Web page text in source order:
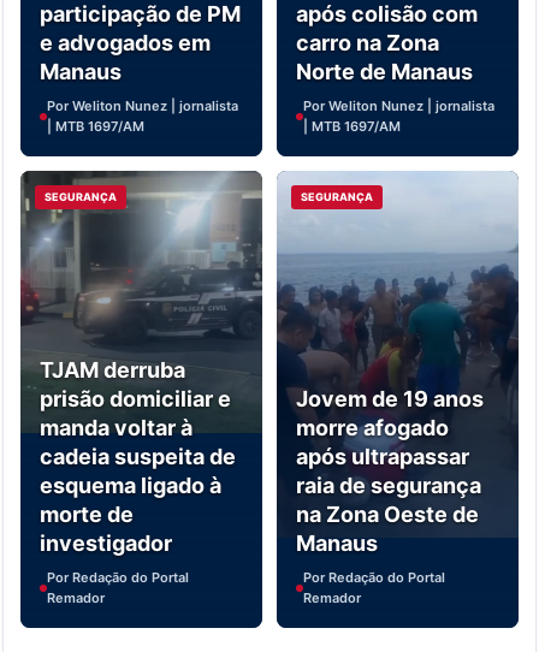
participação de PM
e advogados em
Manaus
Por Weliton Nunez | jornalista
| MTB 1697/AM
após colisão com
carro na Zona
Norte de Manaus
Por Weliton Nunez | jornalista
| MTB 1697/AM
SEGURANÇA
TJAM derruba
prisão domiciliar e
manda voltar à
cadeia suspeita de
esquema ligado à
morte de
investigador
Por Redação do Portal
Remador
SEGURANÇA
Jovem de 19 anos
morre afogado
após ultrapassar
raia de segurança
na Zona Oeste de
Manaus
Por Redação do Portal
Remador